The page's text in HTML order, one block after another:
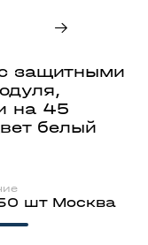
защитными
на 45
белый
шт Москва